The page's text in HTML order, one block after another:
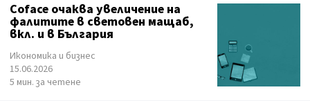
Coface очаква увеличение на
фалитите в световен мащаб,
вкл. и в България
Икономика и бизнес
15.06.2026
5 мин. за четене